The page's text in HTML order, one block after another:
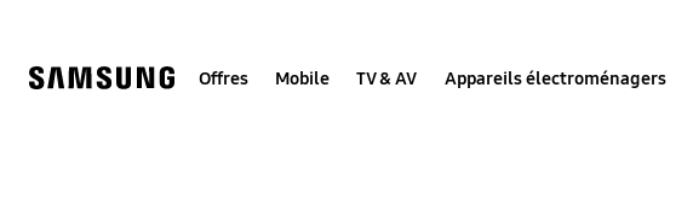
Offres Mobile TV & AV Appareils électroménagers